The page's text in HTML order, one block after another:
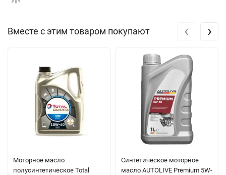
Вместе с этим товаром покупают
Моторное масло
полусинтетическое Total
Синтетическое моторное
масло AUTOLIVE Premium 5W-
‹ ›